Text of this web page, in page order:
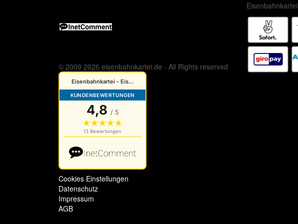
© 2009 2026 eisenbahnkartei.de - All Rights reserved
Cookies Einstellungen
Datenschutz
Impressum
AGB
Eisenbahnkartei